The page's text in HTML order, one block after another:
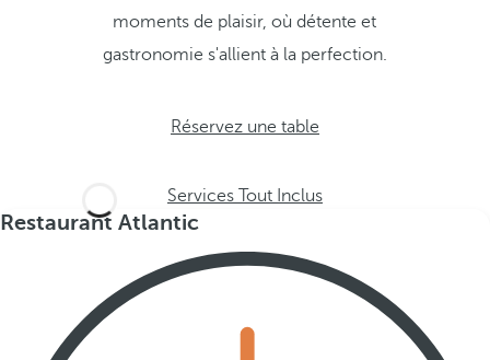
moments de plaisir, où détente et
gastronomie s'allient à la perfection.
Réservez une table
Services Tout Inclus
Restaurant Atlantic